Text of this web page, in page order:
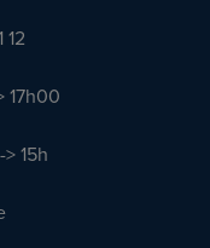
12
17h00
15h